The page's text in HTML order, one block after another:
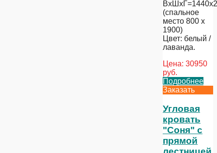
(спальное
место 800 х
1900)
Цвет: белый /
лаванда.
Цена: 30950
руб.
Подробнее
Заказать
Угловая
кровать
"Соня" с
прямой